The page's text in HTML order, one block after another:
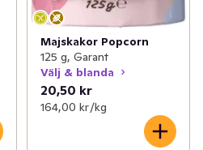
Majskakor Popcorn
125 g, Garant
Välj & blanda
20,50 kr
164,00 kr /kg